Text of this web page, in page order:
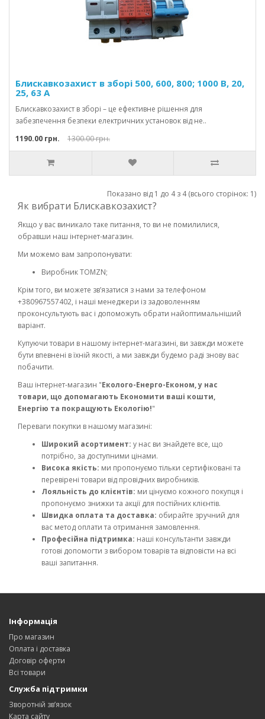
Блискавкозахист в зборі 500, 600, 800; 1000 В, 20,
25, 63 А
Блискавкозахист в зборі – це ефективне рішення для
забезпечення безпеки електричних установок від не..
1190.00 грн. 1300.00 грн.
Показано від 1 до 4 з 4 (всього сторінок: 1)
Як вибрати Блискавкозахист?
Якщо у вас виникало таке питання, то ви не помилилися,
обравши наш інтернет-магазин.
Ми можемо вам запропонувати:
Виробник TOMZN;
Крім того, ви можете зв’язатися з нами за телефоном
+380967557402, і наші менеджери із задоволенням
проконсультують вас і допоможуть обрати найоптимальніший
варіант.
Купуючи товари в нашому інтернет-магазині, ви завжди можете
бути впевнені в їхній якості, а ми завжди будемо раді знову вас
побачити.
Ваш інтернет-магазин "Еколого-Енерго-Економ, у нас
товари, що допомагають Економити ваші кошти,
Енергію та покращують Екологію!"
Переваги покупки в нашому магазині:
Широкий асортимент: у нас ви знайдете все, що
потрібно, за доступними цінами.
Висока якість: ми пропонуємо тільки сертифіковані та
перевірені товари від провідних виробників.
Лояльність до клієнтів: ми цінуємо кожного покупця і
пропонуємо знижки та акції для постійних клієнтів.
Швидка оплата та доставка: обирайте зручний для
вас метод оплати та отримання замовлення.
Професійна підтримка: наші консультанти завжди
готові допомогти з вибором товарів та відповісти на всі
ваші запитання.
Інформація
Про магазин
Оплата і доставка
Договір оферти
Всі товари
Служба підтримки
Зворотній зв’язок
Карта сайту